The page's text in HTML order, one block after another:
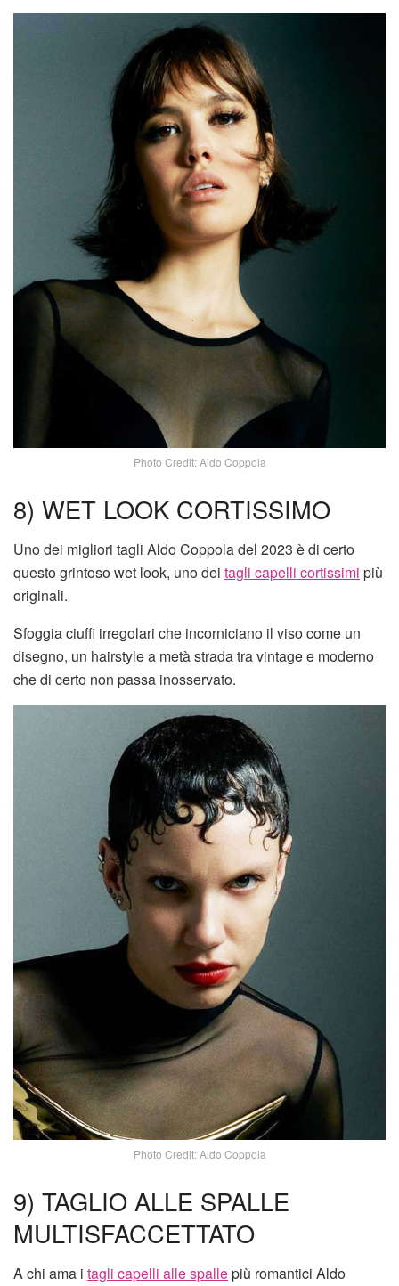
Photo Credit: Aldo Coppola
8) WET LOOK CORTISSIMO
Uno dei migliori tagli Aldo Coppola del 2023 è di certo
questo grintoso wet look, uno dei tagli capelli cortissimi più
originali.
Sfoggia ciuffi irregolari che incorniciano il viso come un
disegno, un hairstyle a metà strada tra vintage e moderno
che di certo non passa inosservato.
Photo Credit: Aldo Coppola
9) TAGLIO ALLE SPALLE
MULTISFACCETTATO
A chi ama i tagli capelli alle spallepiù romantici Aldo